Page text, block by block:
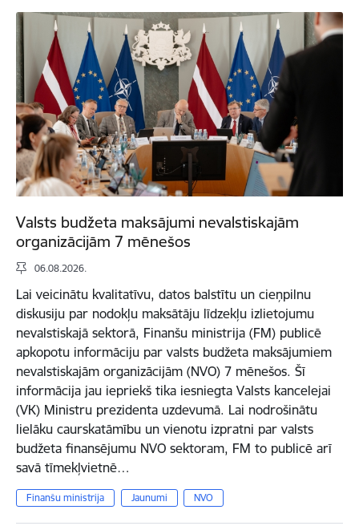
Valsts budžeta maksājumi nevalstiskajām
organizācijām 7 mēnešos
06.08.2026.
Lai veicinātu kvalitatīvu, datos balstītu un cieņpilnu
diskusiju par nodokļu maksātāju līdzekļu izlietojumu
nevalstiskajā sektorā, Finanšu ministrija (FM) publicē
apkopotu informāciju par valsts budžeta maksājumiem
nevalstiskajām organizācijām (NVO) 7 mēnešos. Šī
informācija jau iepriekš tika iesniegta Valsts kancelejai
(VK) Ministru prezidenta uzdevumā. Lai nodrošinātu
lielāku caurskatāmību un vienotu izpratni par valsts
budžeta finansējumu NVO sektoram, FM to publicē arī
savā tīmekļvietnē…
Finanšu ministrija Jaunumi NVO